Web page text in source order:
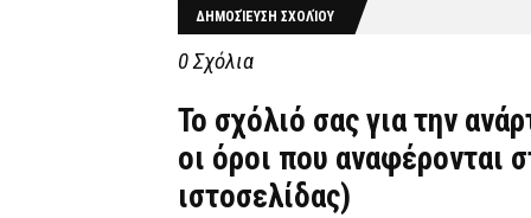
ΔΗΜΟΣΊΕΥΣΗ ΣΧΟΛΊΟΥ
0 Σχόλια
Το σχόλιό σας για την
οι όροι που αναφέρονται
ιστοσελίδας)